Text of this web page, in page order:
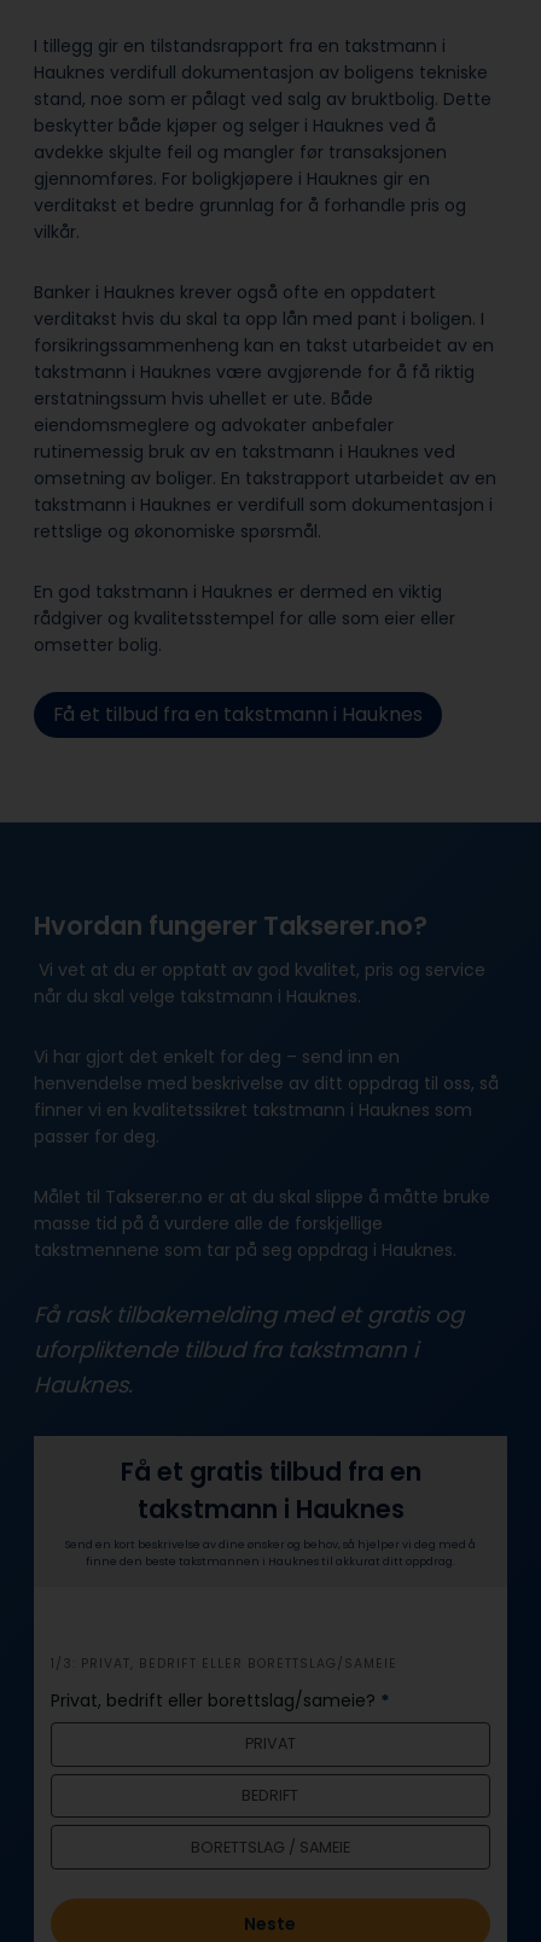
I tillegg gir en tilstandsrapport fra en takstmann i
Hauknes verdifull dokumentasjon av boligens tekniske
stand, noe som er pålagt ved salg av bruktbolig. Dette
beskytter både kjøper og selger i Hauknes ved å
avdekke skjulte feil og mangler før transaksjonen
gjennomføres. For boligkjøpere i Hauknes gir en
verditakst et bedre grunnlag for å forhandle pris og
vilkår.
Banker i Hauknes krever også ofte en oppdatert
verditakst hvis du skal ta opp lån med pant i boligen. I
forsikringssammenheng kan en takst utarbeidet av en
takstmann i Hauknes være avgjørende for å få riktig
erstatningssum hvis uhellet er ute. Både
eiendomsmeglere og advokater anbefaler
rutinemessig bruk av en takstmann i Hauknes ved
omsetning av boliger. En takstrapport utarbeidet av en
takstmann i Hauknes er verdifull som dokumentasjon i
rettslige og økonomiske spørsmål.
En god takstmann i Hauknes er dermed en viktig
rådgiver og kvalitetsstempel for alle som eier eller
omsetter bolig.
Få et tilbud fra en takstmann i Hauknes
Hvordan fungerer Takserer.no?
Vi vet at du er opptatt av god kvalitet, pris og service
når du skal velge takstmann i Hauknes.
Vi har gjort det enkelt for deg – send inn en
henvendelse med beskrivelse av ditt oppdrag til oss, så
finner vi en kvalitetssikret takstmann i Hauknes som
passer for deg.
Målet til Takserer.no er at du skal slippe å måtte bruke
masse tid på å vurdere alle de forskjellige
takstmennene som tar på seg oppdrag i Hauknes.
Få rask tilbakemelding med et gratis og
uforpliktende tilbud fra takstmann i
Hauknes.
Få et gratis tilbud fra en
takstmann i Hauknes
Send en kort beskrivelse av dine ønsker og behov, så hjelper vi deg med å
finne den beste takstmannen i Hauknes til akkurat ditt oppdrag.
i
n
n
o
d
1/3: PRIVAT, BEDRIFT ELLER BORETTSLAG/SAMEIE
Privat, bedrift eller borettslag/sameie? *
PRIVAT
BEDRIFT
BORETTSLAG / SAMEIE
Neste